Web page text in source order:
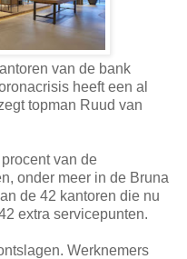
van de bank
heeft een al
topman Ruud van
van de
onder meer in de Bruna
de 42 kantoren die nu
extra servicepunten.
Werknemers